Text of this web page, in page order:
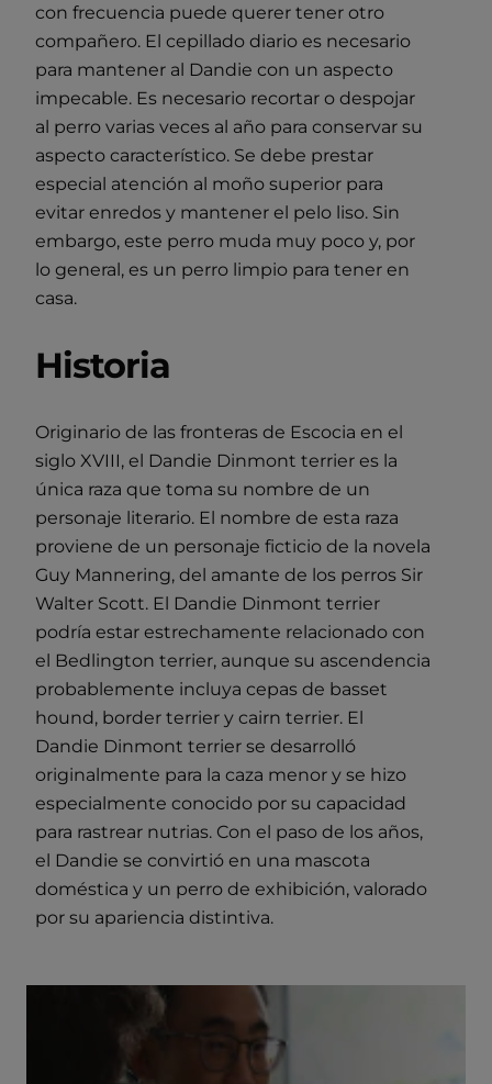
con frecuencia puede querer tener otro
compañero. El cepillado diario es necesario
para mantener al Dandie con un aspecto
impecable. Es necesario recortar o despojar
al perro varias veces al año para conservar su
aspecto característico. Se debe prestar
especial atención al moño superior para
evitar enredos y mantener el pelo liso. Sin
embargo, este perro muda muy poco y, por
lo general, es un perro limpio para tener en
casa.
Historia
Originario de las fronteras de Escocia en el
siglo XVIII, el Dandie Dinmont terrier es la
única raza que toma su nombre de un
personaje literario. El nombre de esta raza
proviene de un personaje ficticio de la novela
Guy Mannering, del amante de los perros Sir
Walter Scott. El Dandie Dinmont terrier
podría estar estrechamente relacionado con
el Bedlington terrier, aunque su ascendencia
probablemente incluya cepas de basset
hound, border terrier y cairn terrier. El
Dandie Dinmont terrier se desarrolló
originalmente para la caza menor y se hizo
especialmente conocido por su capacidad
para rastrear nutrias. Con el paso de los años,
el Dandie se convirtió en una mascota
doméstica y un perro de exhibición, valorado
por su apariencia distintiva.